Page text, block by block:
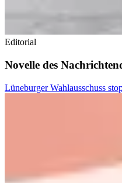
Editorial
Novelle des
Lüneburger Wahlausschuss